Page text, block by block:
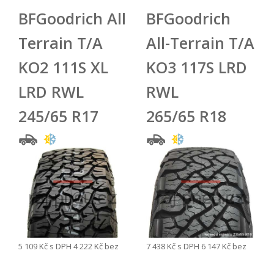
BFGoodrich All
Terrain T/A
KO2 111S XL
LRD RWL
245/65 R17
5 109 Kč s DPH 4 222 Kč bez
BFGoodrich
All-Terrain T/A
KO3 117S LRD
RWL
265/65 R18
7 438 Kč s DPH 6 147 Kč bez